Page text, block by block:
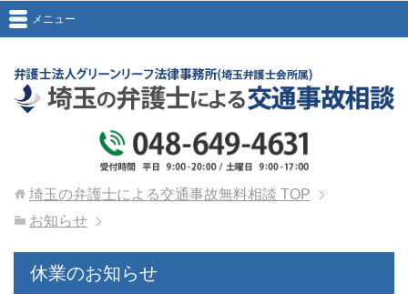
メニュー
埼玉の弁護士による交通事故無料相談 TOP
お知らせ
休業のお知らせ